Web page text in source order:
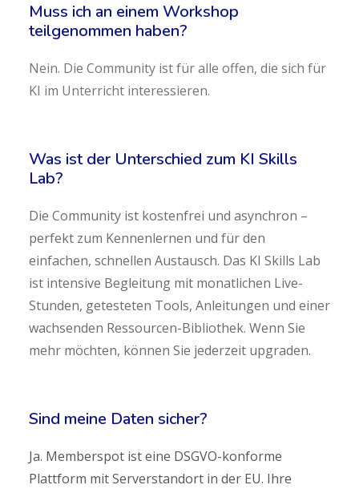
Muss ich an einem Workshop
teilgenommen haben?
Nein. Die Community ist für alle offen, die sich für
KI im Unterricht interessieren.
Was ist der Unterschied zum KI Skills
Lab?
Die Community ist kostenfrei und asynchron –
perfekt zum Kennenlernen und für den
einfachen, schnellen Austausch. Das KI Skills Lab
ist intensive Begleitung mit monatlichen Live-
Stunden, getesteten Tools, Anleitungen und einer
wachsenden Ressourcen-Bibliothek. Wenn Sie
mehr möchten, können Sie jederzeit upgraden.
Sind meine Daten sicher?
Ja. Memberspot ist eine DSGVO-konforme
Plattform mit Serverstandort in der EU. Ihre